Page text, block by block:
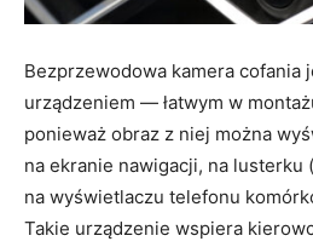
Bezprzewodowa kamera cofania
urządzeniem — łatwym w
ponieważ obraz z niej można
na ekranie nawigacji, na
na wyświetlaczu telefonu
Takie urządzenie wspiera